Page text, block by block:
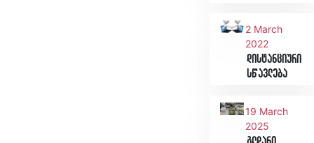
2 March
2022
დისტანციური
სწავლება
19 March
2025